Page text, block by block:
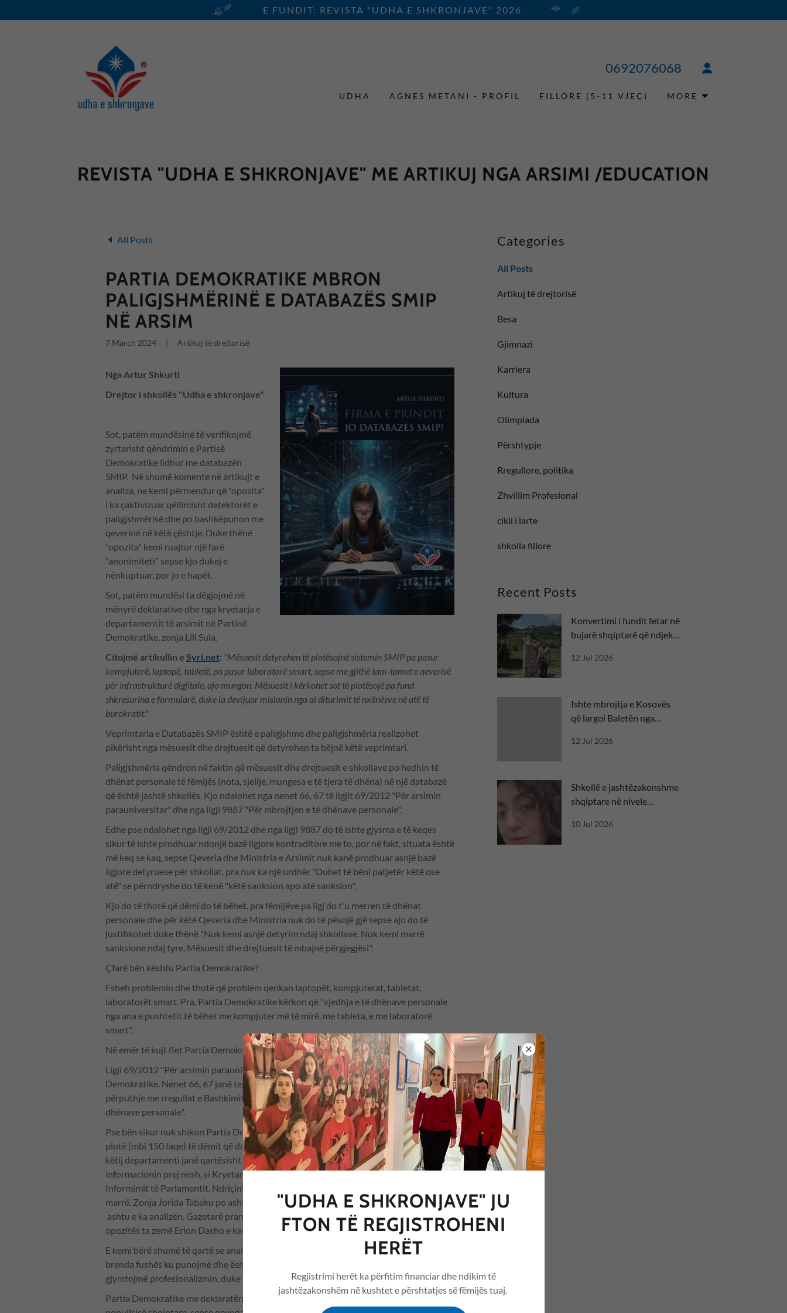
E FUNDIT: REVISTA "UDHA E SHKRONJAVE" 2026
0692076068
UDHA AGNES METANI - PROFIL FILLORE (5-11 VJEÇ) MORE
REVISTA "UDHA E SHKRONJAVE" ME ARTIKUJ NGA ARSIMI /EDUCATION
All Posts
PARTIA DEMOKRATIKE MBRON
PALIGJSHMËRINË E DATABAZËS SMIP
NË ARSIM
7 March 2024 Artikuj të drejtorisë
Nga Artur Shkurti
Drejtor i shkollës "Udha e shkronjave"
Sot, patëm mundësinë të verifikojmë
zyrtarisht qëndrimin e Partisë
Demokratike lidhur me databazën
SMIP. Në shumë komente në artikujt e
analiza, ne kemi përmendur që "opozita"
i ka çaktivizuar qëllimisht detektorët e
paligjshmërisë dhe po bashkëpunon me
qeverinë në këtë çështje. Duke thënë
"opozita" kemi ruajtur një farë
"anonimiteti" sepse kjo dukej e
nënkuptuar, por jo e hapët.
Sot, patëm mundësi ta dëgjojmë në
mënyrë deklarative dhe nga kryetarja e
departamentit të arsimit në Partinë
Demokratike, zonja Lili Sula.
Citojmë artikullin e Syri.net: "Mësuesit detyrohen të plotësojnë sistemin SMIP pa pasur
kompjuterë, laptopë, tabletë, pa pasur laboratorë smart, sepse me gjithë tam-tamet e qeverisë
për infrastrukturë digjitale, ajo mungon. Mësuesit i kërkohet sot të plotësojë pa fund
shkresurina e formularë, duke ia devijuar misionin nga ai diturimit të nxënësve në atë të
burokratit."
Veprimtaria e Databazës SMIP është e paligjshme dhe paligjshmëria realizohet
pikërisht nga mësuesit dhe drejtuesit që detyrohen ta bëjnë këtë veprimtari.
Paligjshmëria qëndron në faktin që mësuesit dhe drejtuesit e shkollave po hedhin të
dhënat personale të fëmijës (nota, sjellje, mungesa e të tjera të dhëna) në një databazë
që është jashtë shkollës. Kjo ndalohet nga nenet 66, 67 të ligjit 69/2012 "Për arsimin
parauniversitar" dhe nga ligji 9887 "Për mbrojtjen e të dhënave personale".
Edhe pse ndalohet nga ligji 69/2012 dhe nga ligji 9887 do të ishte gjysma e të keqes
sikur të ishte prodhuar ndonjë bazë ligjore kontraditore me to, por në fakt, situata është
më keq se kaq, sepse Qeveria dhe Ministria e Arsimit nuk kanë prodhuar asnjë bazë
ligjore detyruese për shkollat, pra nuk ka një urdhër "Duhet të bëni patjetër këtë ose
atë" se përndryshe do të kenë "këtë sanksion apo atë sanksion".
Kjo do të thotë që dëmi do të bëhet, pra fëmijëve pa ligj do t'u merren të dhënat
personale dhe për këtë Qeveria dhe Ministria nuk do të pësojë gjë sepse ajo do të
justifikohet duke thënë "Nuk kemi asnjë detyrim ndaj shkollave. Nuk kemi marrë
sanksione ndaj tyre. Mësuesit dhe drejtuesit të mbajnë përgjegjësi".
Çfarë bën kështu Partia Demokratike?
Fsheh problemin dhe thotë që problem qenkan laptopët, kompjuterat, tabletat,
laboratorët smart. Pra, Partia Demokratike kërkon që "vjedhja e të dhënave personale
nga ana e pushtetit të bëhet me kompjuter më të mirë, me tableta, e me laboratorë
smart".
Në emër të kujt flet Partia Demokratike?
Ligji 69/2012 "Për arsimin parauniveristar" është miratuar në kohën e Partisë
Demokratike. Nenet 66, 67 janë tepër mbrojtëse për fëmijët dhe prindërit dhe në
përputhje me rregullat e Bashkimit Evropian dhe me Ligjin 9887 "Për mbrojtjen e të
dhënave personale".
Pse bën sikur nuk shikon Partia Demokratike, kur ne ia kemi dhënë analizën tonë të
plotë (mbi 150 faqe) të dëmit që do të kenë mësuesit, deputetëve të saj dhe njerëzit e
këtij departamenti janë qartësisht të ditur? Zonja Flutura Açka e ka marrë vazhdimisht
informacionin prej nesh, si Kryetare e Komisionit të Arsimit dhe të Mjeteve të
Informimit të Parlamentit. Ndriçim Mehmeti është në dijeni. Zoti Luçiano Boçi e ka
marrë. Zonja Jorida Tabaku po ashtu. Zoti Bujar Leskaj e ka marrë. Zoti Agron Shehaj po
ashtu e ka analizën. Gazetarë pranë Partisë Demokratike e kanë. Disa aktivistë të
opozitës ta zemë Erion Dasho e kanë shpërndarë peticionin tonë.
E kemi bërë shumë të qartë se analiza jonë nuk është politike, por qartësisht është
brenda fushës ku punojmë dhe është për këtë arsye profesionale, por nuk mund të
gjymtojmë profesionalizmin, duke mos i thënë gjërat me emrin që kanë.
Partia Demokratike me deklaratën e saj qartësisht zmadhon shtypjen e Qeverisë ndaj
Categories
All Posts
Artikuj të drejtorisë
Besa
Gjimnazi
Karriera
Kultura
Olimpiada
Përshtypje
Rregullore, politika
Zhvillim Profesional
cikli i larte
shkolla fillore
Recent Posts
Konvertimi i fundit fetar në
bujarë shqiptarë që ndjekin
12 Jul 2026
Ishte mbrojtja e Kosovës
që largoi Baletën nga
12 Jul 2026
Shkollë e jashtëzakonshme
shqiptare në nivele
10 Jul 2026
"UDHA E SHKRONJAVE" JU
FTON TË REGJISTROHENI
HERËT
Regjistrimi herët ka përfitim financiar dhe ndikim të
jashtëzakonshëm në kushtet e përshtatjes së fëmijës tuaj.